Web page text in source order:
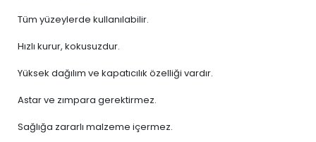
Tüm yüzeylerde kullanılabilir.
Hızlı kurur, kokusuzdur.
Yüksek dağılım ve kapatıcılık özelliği vardır.
Astar ve zımpara gerektirmez.
Sağlığa zararlı malzeme içermez.